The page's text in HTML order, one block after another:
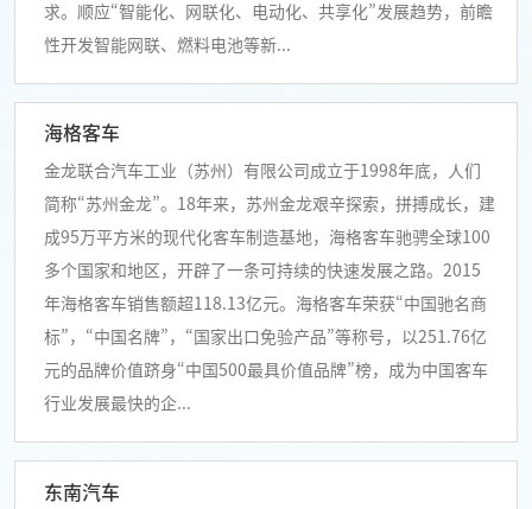
求。顺应“智能化、网联化、电动化、共享化”发展趋势，前瞻
性开发智能网联、燃料电池等新...
海格客车
金龙联合汽车工业（苏州）有限公司成立于1998年底，人们
简称“苏州金龙”。18年来，苏州金龙艰辛探索，拼搏成长，建
成95万平方米的现代化客车制造基地，海格客车驰骋全球100
多个国家和地区，开辟了一条可持续的快速发展之路。2015
年海格客车销售额超118.13亿元。海格客车荣获“中国驰名商
标”，“中国名牌”，“国家出口免验产品”等称号，以251.76亿
元的品牌价值跻身“中国500最具价值品牌”榜，成为中国客车
行业发展最快的企...
东南汽车